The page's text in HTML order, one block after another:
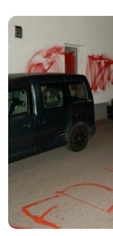
effektiver machen, neue
werden Haftlager an den
es den europäischen
Ausrufen einer „Krise“ die
Umgang mit Geflüchteten